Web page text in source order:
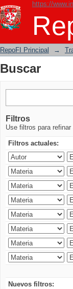
https://
Buscar
RepoFI Principal →
Buscar
Filtros
Use filtros para
Filtros actuales:
Nuevos filtros: